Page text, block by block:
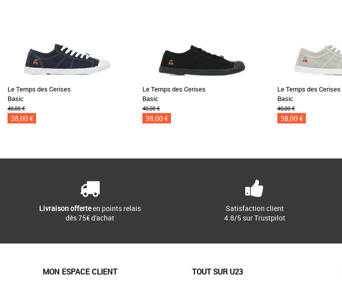
Le Temps des Cerises
Basic
40,00 €
38,00 €
Le Temps des Cerises
Basic
40,00 €
38,00 €
Le Temps des Cerises
Basic
40,00 €
38,00 €
Livraison offerteen points relais
dès 75€ d'achat
Satisfaction client
4.8/5 sur Trustpilot
MON ESPACE CLIENT TOUT SUR U23